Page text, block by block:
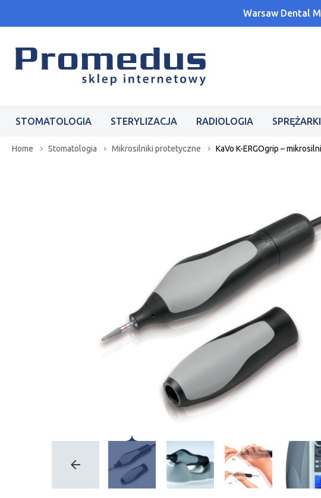
Warsaw Dental
STOMATOLOGIA STERYLIZACJA RADIOLOGIA
Home Stomatologia Mikrosilniki protetyczne KaVo K-ERGOgrip –